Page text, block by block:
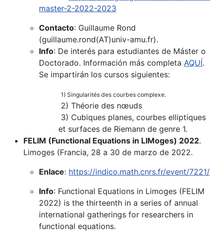
master-2-2022-2023
Contacto: Guillaume Rond
(guillaume.rond(AT)univ-amu.fr).
Info: De interés para estudiantes de Máster o
Doctorado. Información más completa AQUÍ.
Se impartirán los cursos siguientes:
1) Singularités des courbes complexe.
2) Théorie des nœuds
3) Cubiques planes, courbes elliptiques
et surfaces de Riemann de genre 1.
FELIM (Functional Equations in LIMoges) 2022.
Limoges (Francia, 28 a 30 de marzo de 2022.
Enlace: https://indico.math.cnrs.fr/event/7221/
Info: Functional Equations in Limoges (FELIM
2022) is the thirteenth in a series of annual
international gatherings for researchers in
functional equations.